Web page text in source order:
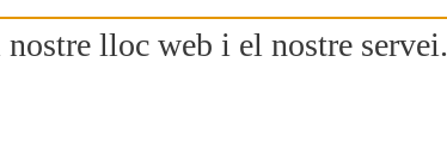
lloc web i el nostre servei.